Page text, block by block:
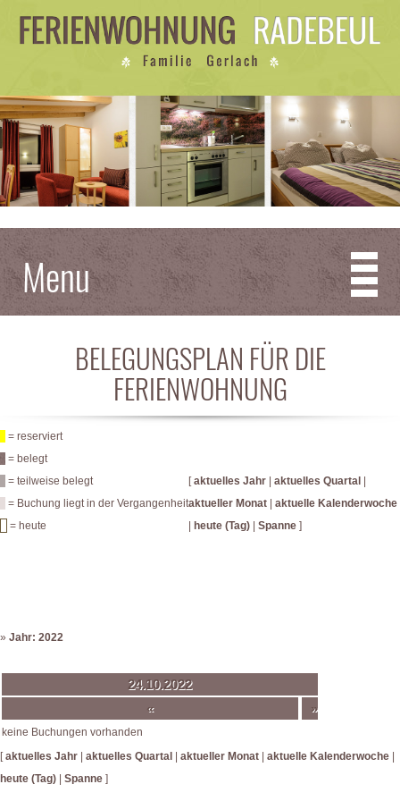
Menu
BELEGUNGSPLAN FÜR DIE
FERIENWOHNUNG
= reserviert
= belegt
= teilweise belegt
= Buchung liegt in der Vergangenheit
= heute
[aktuelles Jahr | aktuelles Quartal |
aktueller Monat | aktuelle Kalenderwoche
| heute (Tag) | Spanne ]
» Jahr: 2022
24.10.2022
«
»
keine Buchungen vorhanden
[aktuelles Jahr | aktuelles Quartal | aktueller Monat | aktuelle Kalenderwoche |
heute (Tag) | Spanne ]